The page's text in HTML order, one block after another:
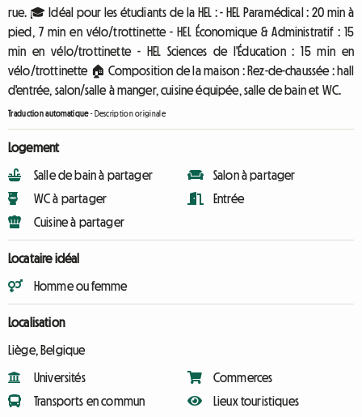
rue. 🎓 Idéal pour les étudiants de la HEL : - HEL Paramédical : 20 min à
pied, 7 min en vélo/trottinette - HEL Économique & Administratif : 15
min en vélo/trottinette - HEL Sciences de l'Éducation : 15 min en
vélo/trottinette 🏠 Composition de la maison : Rez-de-chaussée : hall
d'entrée, salon/salle à manger, cuisine équipée, salle de bain et WC.
Traduction automatique- Description originale
Logement
Salle de bain à partager
WC à partager
Cuisine à partager
Salon à partager
Entrée
Locataire idéal
Homme ou femme
Localisation
Liège, Belgique
Universités
Transports en commun
Commerces
Lieux touristiques